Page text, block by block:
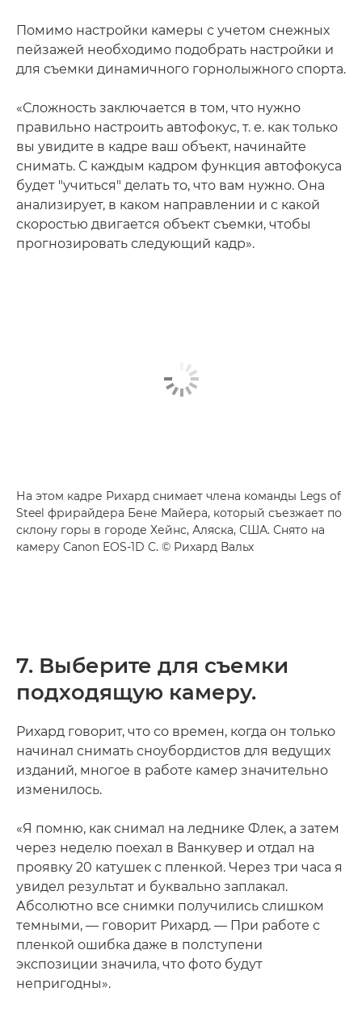
Помимо настройки камеры с учетом снежных
пейзажей необходимо подобрать настройки и
для съемки динамичного горнолыжного спорта.
«Сложность заключается в том, что нужно
правильно настроить автофокус, т. е. как только
вы увидите в кадре ваш объект, начинайте
снимать. С каждым кадром функция автофокуса
будет "учиться" делать то, что вам нужно. Она
анализирует, в каком направлении и с какой
скоростью двигается объект съемки, чтобы
прогнозировать следующий кадр».
На этом кадре Рихард снимает члена команды Legs of
Steel фрирайдера Бене Майера, который съезжает по
склону горы в городе Хейнс, Аляска, США. Снято на
камеру Canon EOS-1D C. © Рихард Вальх
7. Выберите для съемки
подходящую камеру.
Рихард говорит, что со времен, когда он только
начинал снимать сноубордистов для ведущих
изданий, многое в работе камер значительно
изменилось.
«Я помню, как снимал на леднике Флек, а затем
через неделю поехал в Ванкувер и отдал на
проявку 20 катушек с пленкой. Через три часа я
увидел результат и буквально заплакал.
Абсолютно все снимки получились слишком
темными, — говорит Рихард. — При работе с
пленкой ошибка даже в полступени
экспозиции значила, что фото будут
непригодны».